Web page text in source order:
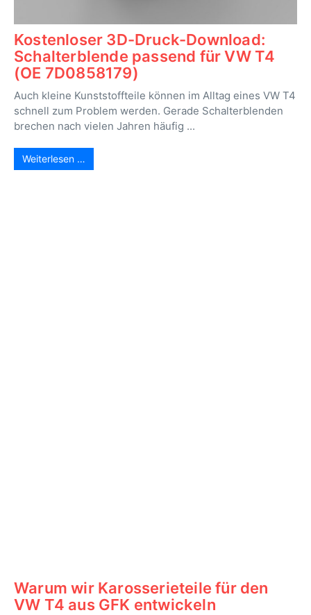
Kostenloser 3D-Druck-Download:
Schalterblende passend für VW T4
(OE 7D0858179)
Auch kleine Kunststoffteile können im Alltag eines VW T4
schnell zum Problem werden. Gerade Schalterblenden
brechen nach vielen Jahren häufig ...
Weiterlesen …
Warum wir Karosserieteile für den
VW T4 aus GFK entwickeln